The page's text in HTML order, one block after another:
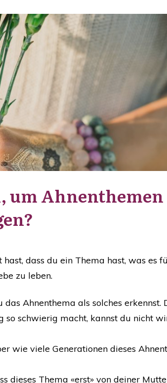
um
dass du ein Thema hast, was es
zu leben.
Ahnenthema als solches erkennst.
so schwierig macht, kannst du nicht
wie viele Generationen dieses
dieses Thema «erst» von deiner